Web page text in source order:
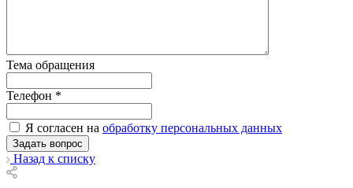
Тема обращения
Телефон *
Я согласен на обработку персональных данных
Назад к списку